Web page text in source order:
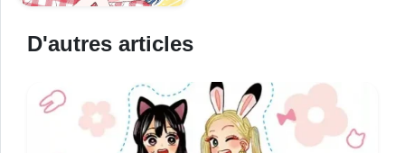
D'autres articles